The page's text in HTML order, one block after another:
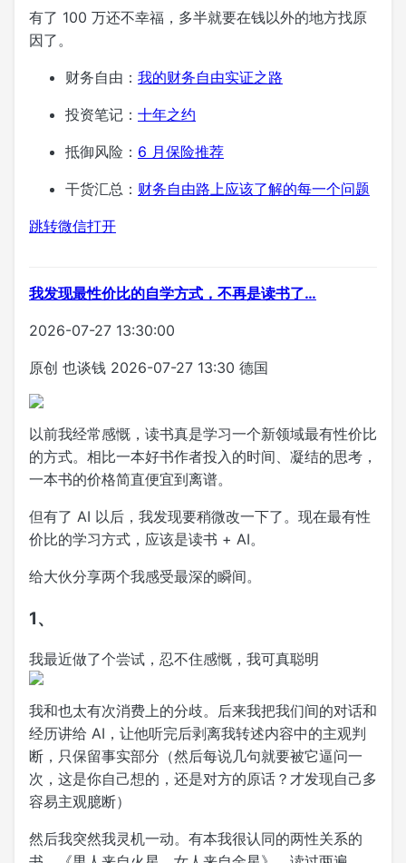
有了 100 万还不幸福，多半就要在钱以外的地方找原
因了。
财务自由： 我的财务自由实证之路
投资笔记： 十年之约
抵御风险： 6 月保险推荐
干货汇总： 财务自由路上应该了解的每一个问题
跳转微信打开
我发现最性价比的自学方式，不再是读书了…
2026-07-27 13:30:00
原创 也谈钱 2026-07-27 13:30 德国
以前我经常感慨，读书真是学习一个新领域最有性价比
的方式。相比一本好书作者投入的时间、凝结的思考，
一本书的价格简直便宜到离谱。
但有了 AI 以后，我发现要稍微改一下了。现在最有性
价比的学习方式，应该是读书 + AI。
给大伙分享两个我感受最深的瞬间。
1、
我最近做了个尝试，忍不住感慨，我可真聪明
我和也太有次消费上的分歧。后来我把我们间的对话和
经历讲给 AI，让他听完后剥离我转述内容中的主观判
断，只保留事实部分（然后每说几句就要被它逼问一
次，这是你自己想的，还是对方的原话？才发现自己多
容易主观臆断）
然后我突然我灵机一动。有本我很认同的两性关系的